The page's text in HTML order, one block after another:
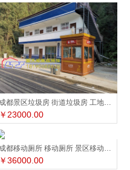
成都景区垃圾房 街道垃圾房 工地垃圾房
￥23000.00
成都移动厕所 移动厕所 景区移动厕所
￥36000.00